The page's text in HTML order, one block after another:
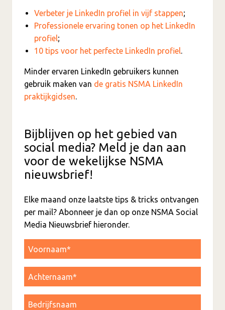
Verbeter je LinkedIn profiel in vijf stappen;
Professionele ervaring tonen op het LinkedIn
profiel;
10 tips voor het perfecte LinkedIn profiel.
Minder ervaren LinkedIn gebruikers kunnen
gebruik maken van de gratis NSMA LinkedIn
praktijkgidsen.
Bijblijven op het gebied van
social media? Meld je dan aan
voor de wekelijkse NSMA
nieuwsbrief!
Elke maand onze laatste tips & tricks ontvangen
per mail? Abonneer je dan op onze NSMA Social
Media Nieuwsbrief hieronder.